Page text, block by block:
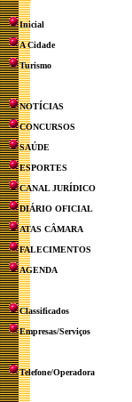
Inicial
A Cidade
Turismo
NOTÍCIAS
CONCURSOS
SAÚDE
ESPORTES
CANAL JURÍDICO
DIÁRIO OFICIAL
ATAS CÂMARA
FALECIMENTOS
AGENDA
Classificados
Empresas/Serviços
Telefone/Operadora